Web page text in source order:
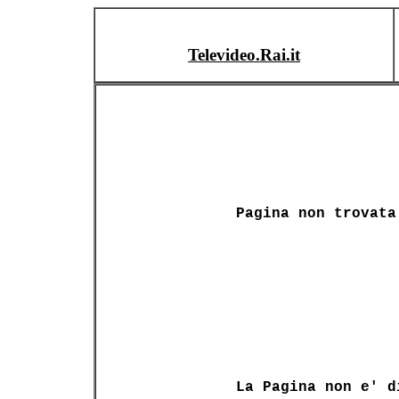
Televideo.Rai.it
Pagina non trovata
La Pagina non e'